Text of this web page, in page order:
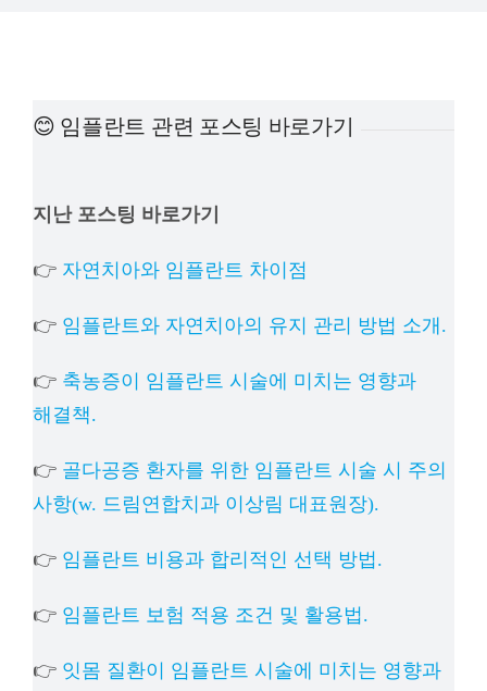
상담예약
😊 임플란트 관련 포스팅 바로가기
지난 포스팅 바로가기
👉 자연치아와 임플란트 차이점
👉 임플란트와 자연치아의 유지 관리 방법 소개.
👉 축농증이 임플란트 시술에 미치는 영향과
해결책.
👉 골다공증 환자를 위한 임플란트 시술 시 주의
사항(w. 드림연합치과 이상림 대표원장).
👉 임플란트 비용과 합리적인 선택 방법.
👉 임플란트 보험 적용 조건 및 활용법.
👉 잇몸 질환이 임플란트 시술에 미치는 영향과